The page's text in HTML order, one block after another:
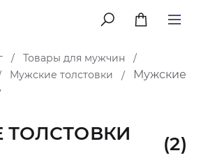
меню
/ Товары для мужчин
/
Мужские толстовки /
Мужские
(2)